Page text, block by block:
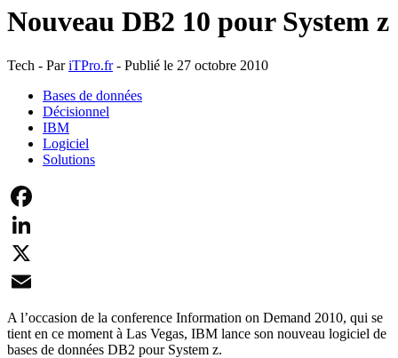
Nouveau DB2 10 pour System z
Tech - PariTPro.fr- Publié le 27 octobre 2010
Bases de données
Décisionnel
IBM
Logiciel
Solutions
Facebook
LinkedIn
X
Email
A l’occasion de la conference Information on Demand 2010, qui se
tient en ce moment à Las Vegas, IBM lance son nouveau logiciel de
bases de données DB2 pour System z.